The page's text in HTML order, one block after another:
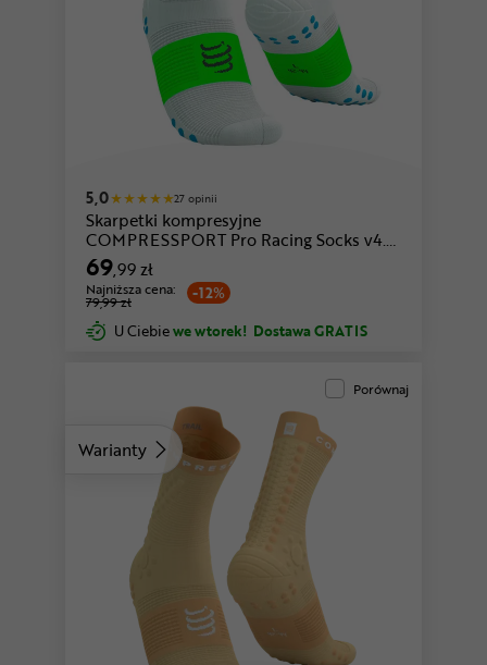
5,0 27 opinii
Skarpetki kompresyjne
COMPRESSPORT Pro Racing Socks v4.0
Run Low
69,99 zł
-12%
Najniższa cena:
79,99 zł
U Ciebiewe wtorek! Dostawa GRATIS
Warianty
Porównaj